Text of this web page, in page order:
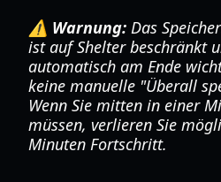
⚠️ Warnung: Das
ist auf Shelter beschränkt
automatisch am Ende
keine manuelle "Überall
Wenn Sie mitten in einer
müssen, verlieren Sie
Minuten Fortschritt.